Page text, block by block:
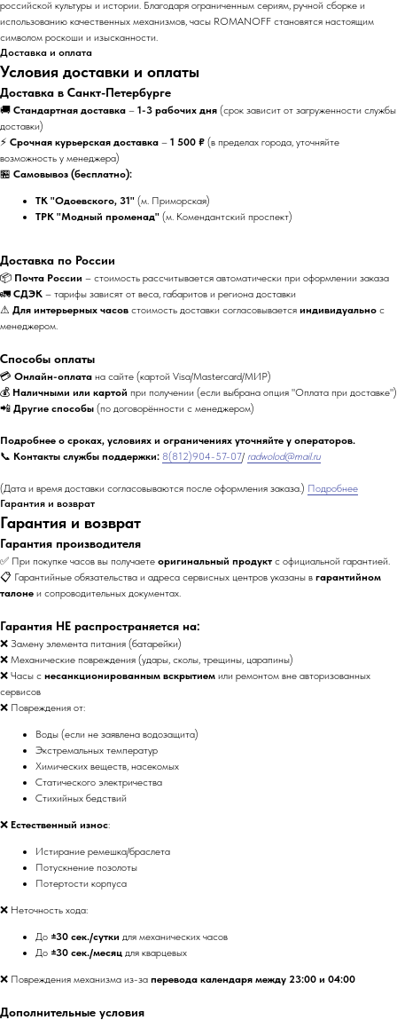
российской культуры и истории. Благодаря ограниченным сериям, ручной сборке и
использованию качественных механизмов, часы ROMANOFF становятся настоящим
символом роскоши и изысканности.
Доставка и оплата
Условия доставки и оплаты
Доставка в Санкт-Петербурге
🚚 Стандартная доставка – 1-3 рабочих дня (срок зависит от загруженности службы
доставки)
⚡ Срочная курьерская доставка – 1 500 ₽ (в пределах города, уточняйте
возможность у менеджера)
🏪 Самовывоз (бесплатно):
ТК "Одоевского, 31" (м. Приморская)
ТРК "Модный променад" (м. Комендантский проспект)
Доставка по России
📦 Почта России – стоимость рассчитывается автоматически при оформлении заказа
🚛 СДЭК – тарифы зависят от веса, габаритов и региона доставки
⚠ Для интерьерных часов стоимость доставки согласовывается индивидуально с
менеджером.
Способы оплаты
💳 Онлайн-оплата на сайте (картой Visa/Mastercard/МИР)
💰 Наличными или картой при получении (если выбрана опция "Оплата при доставке")
📲 Другие способы (по договорённости с менеджером)
Подробнее о сроках, условиях и ограничениях уточняйте у операторов.
📞 Контакты службы поддержки: 8(812)904-57-07/ radwolod@mail.ru
(Дата и время доставки согласовываются после оформления заказа.) Подробнее
Гарантия и возврат
Гарантия и возврат
Гарантия производителя
✅ При покупке часов вы получаете оригинальный продукт с официальной гарантией.
📋 Гарантийные обязательства и адреса сервисных центров указаны в гарантийном
талоне и сопроводительных документах.
Гарантия НЕ распространяется на:
❌ Замену элемента питания (батарейки)
❌ Механические повреждения (удары, сколы, трещины, царапины)
❌ Часы с несанкционированным вскрытием или ремонтом вне авторизованных
сервисов
❌ Повреждения от:
Воды (если не заявлена водозащита)
Экстремальных температур
Химических веществ, насекомых
Статического электричества
Стихийных бедствий
❌ Естественный износ:
Истирание ремешка/браслета
Потускнение позолоты
Потертости корпуса
❌ Неточность хода:
До ±30 сек./сутки для механических часов
До ±30 сек./месяц для кварцевых
❌ Повреждения механизма из-за перевода календаря между 23:00 и 04:00
Дополнительные условия